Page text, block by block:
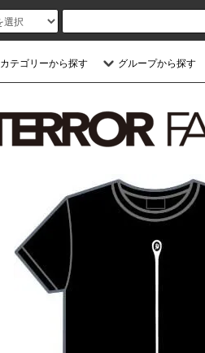
カテゴリーから探す グループから探す